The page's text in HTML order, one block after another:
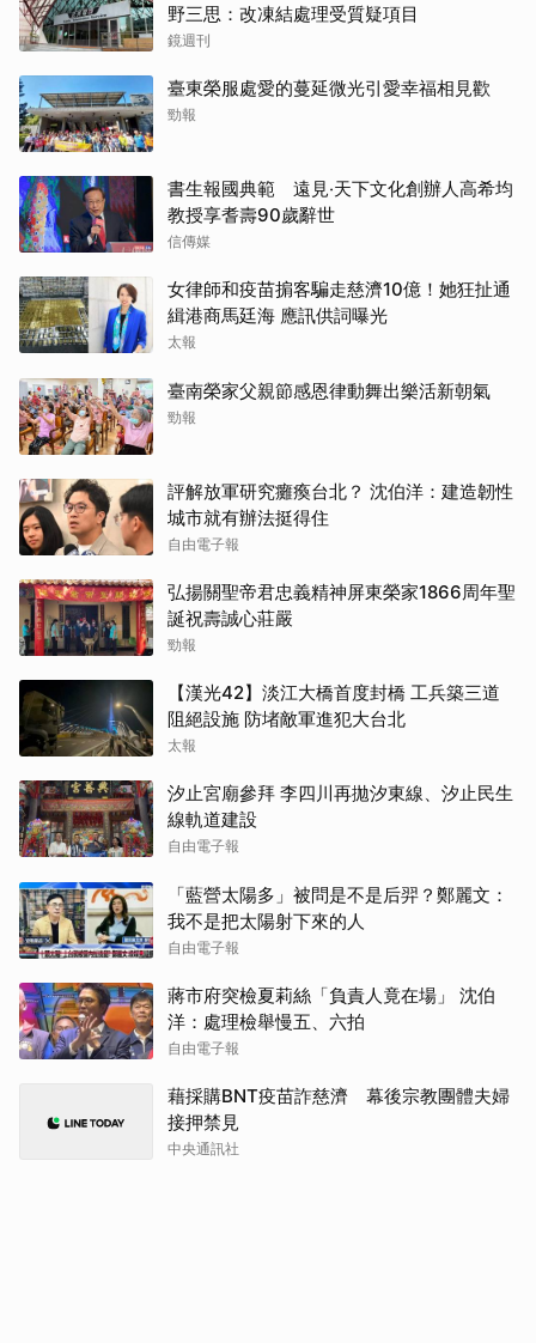
野三思：改凍結處理受質疑項目
鏡週刊
臺東榮服處愛的蔓延微光引愛幸福相見歡
勁報
書生報國典範 遠見‧天下文化創辦人高希均
教授享耆壽90歲辭世
信傳媒
女律師和疫苗掮客騙走慈濟10億！她狂扯通
緝港商馬廷海 應訊供詞曝光
太報
臺南榮家父親節感恩律動舞出樂活新朝氣
勁報
評解放軍研究癱瘓台北？ 沈伯洋：建造韌性
城市就有辦法挺得住
自由電子報
弘揚關聖帝君忠義精神屏東榮家1866周年聖
誕祝壽誠心莊嚴
勁報
【漢光42】淡江大橋首度封橋 工兵築三道
阻絕設施 防堵敵軍進犯大台北
太報
汐止宮廟參拜 李四川再拋汐東線、汐止民生
線軌道建設
自由電子報
「藍營太陽多」被問是不是后羿？鄭麗文：
我不是把太陽射下來的人
自由電子報
蔣市府突檢夏莉絲「負責人竟在場」 沈伯
洋：處理檢舉慢五、六拍
自由電子報
藉採購BNT疫苗詐慈濟 幕後宗教團體夫婦
接押禁見
中央通訊社